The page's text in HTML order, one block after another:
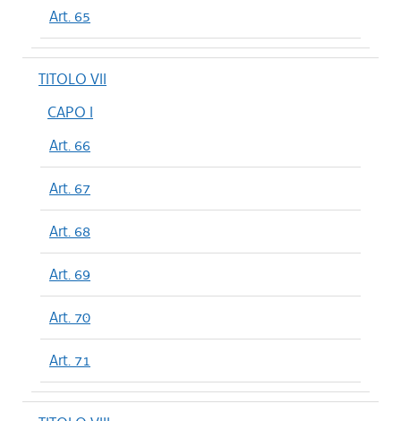
Art. 65
TITOLO VII
CAPO I
Art. 66
Art. 67
Art. 68
Art. 69
Art. 70
Art. 71